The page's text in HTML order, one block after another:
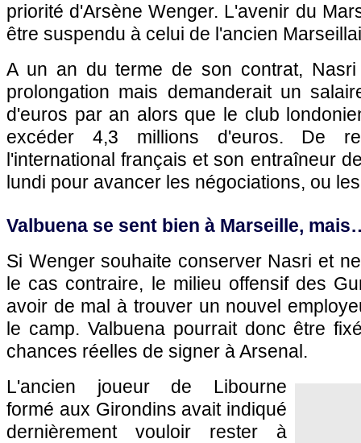
priorité d'Arsène Wenger. L'avenir du
être suspendu à celui de l'ancien
A un an du terme de son contrat,
prolongation mais demanderait un
d'euros par an alors que le club
excéder 4,3 millions d'euros. De
l'international français et son entraîneur
lundi pour avancer les négociations, ou
Valbuena se sent bien à Marseille,
Si Wenger souhaite conserver Nasri et
le cas contraire, le milieu offensif des
avoir de mal à trouver un nouvel
le camp. Valbuena pourrait donc être
chances réelles de signer à Arsenal.
L'ancien joueur de Libourne
formé aux Girondins avait indiqué
dernièrement vouloir rester à